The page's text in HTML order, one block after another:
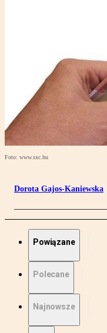
Foto: www.sxc.hu
Dorota Gajos-Kaniewska
Powiązane
Polecane
Najnowsze